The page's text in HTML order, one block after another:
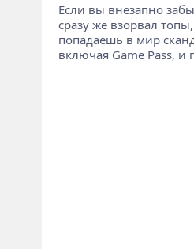
Если вы внезапно
сразу же взорвал
попадаешь в мир
включая Game Pass,